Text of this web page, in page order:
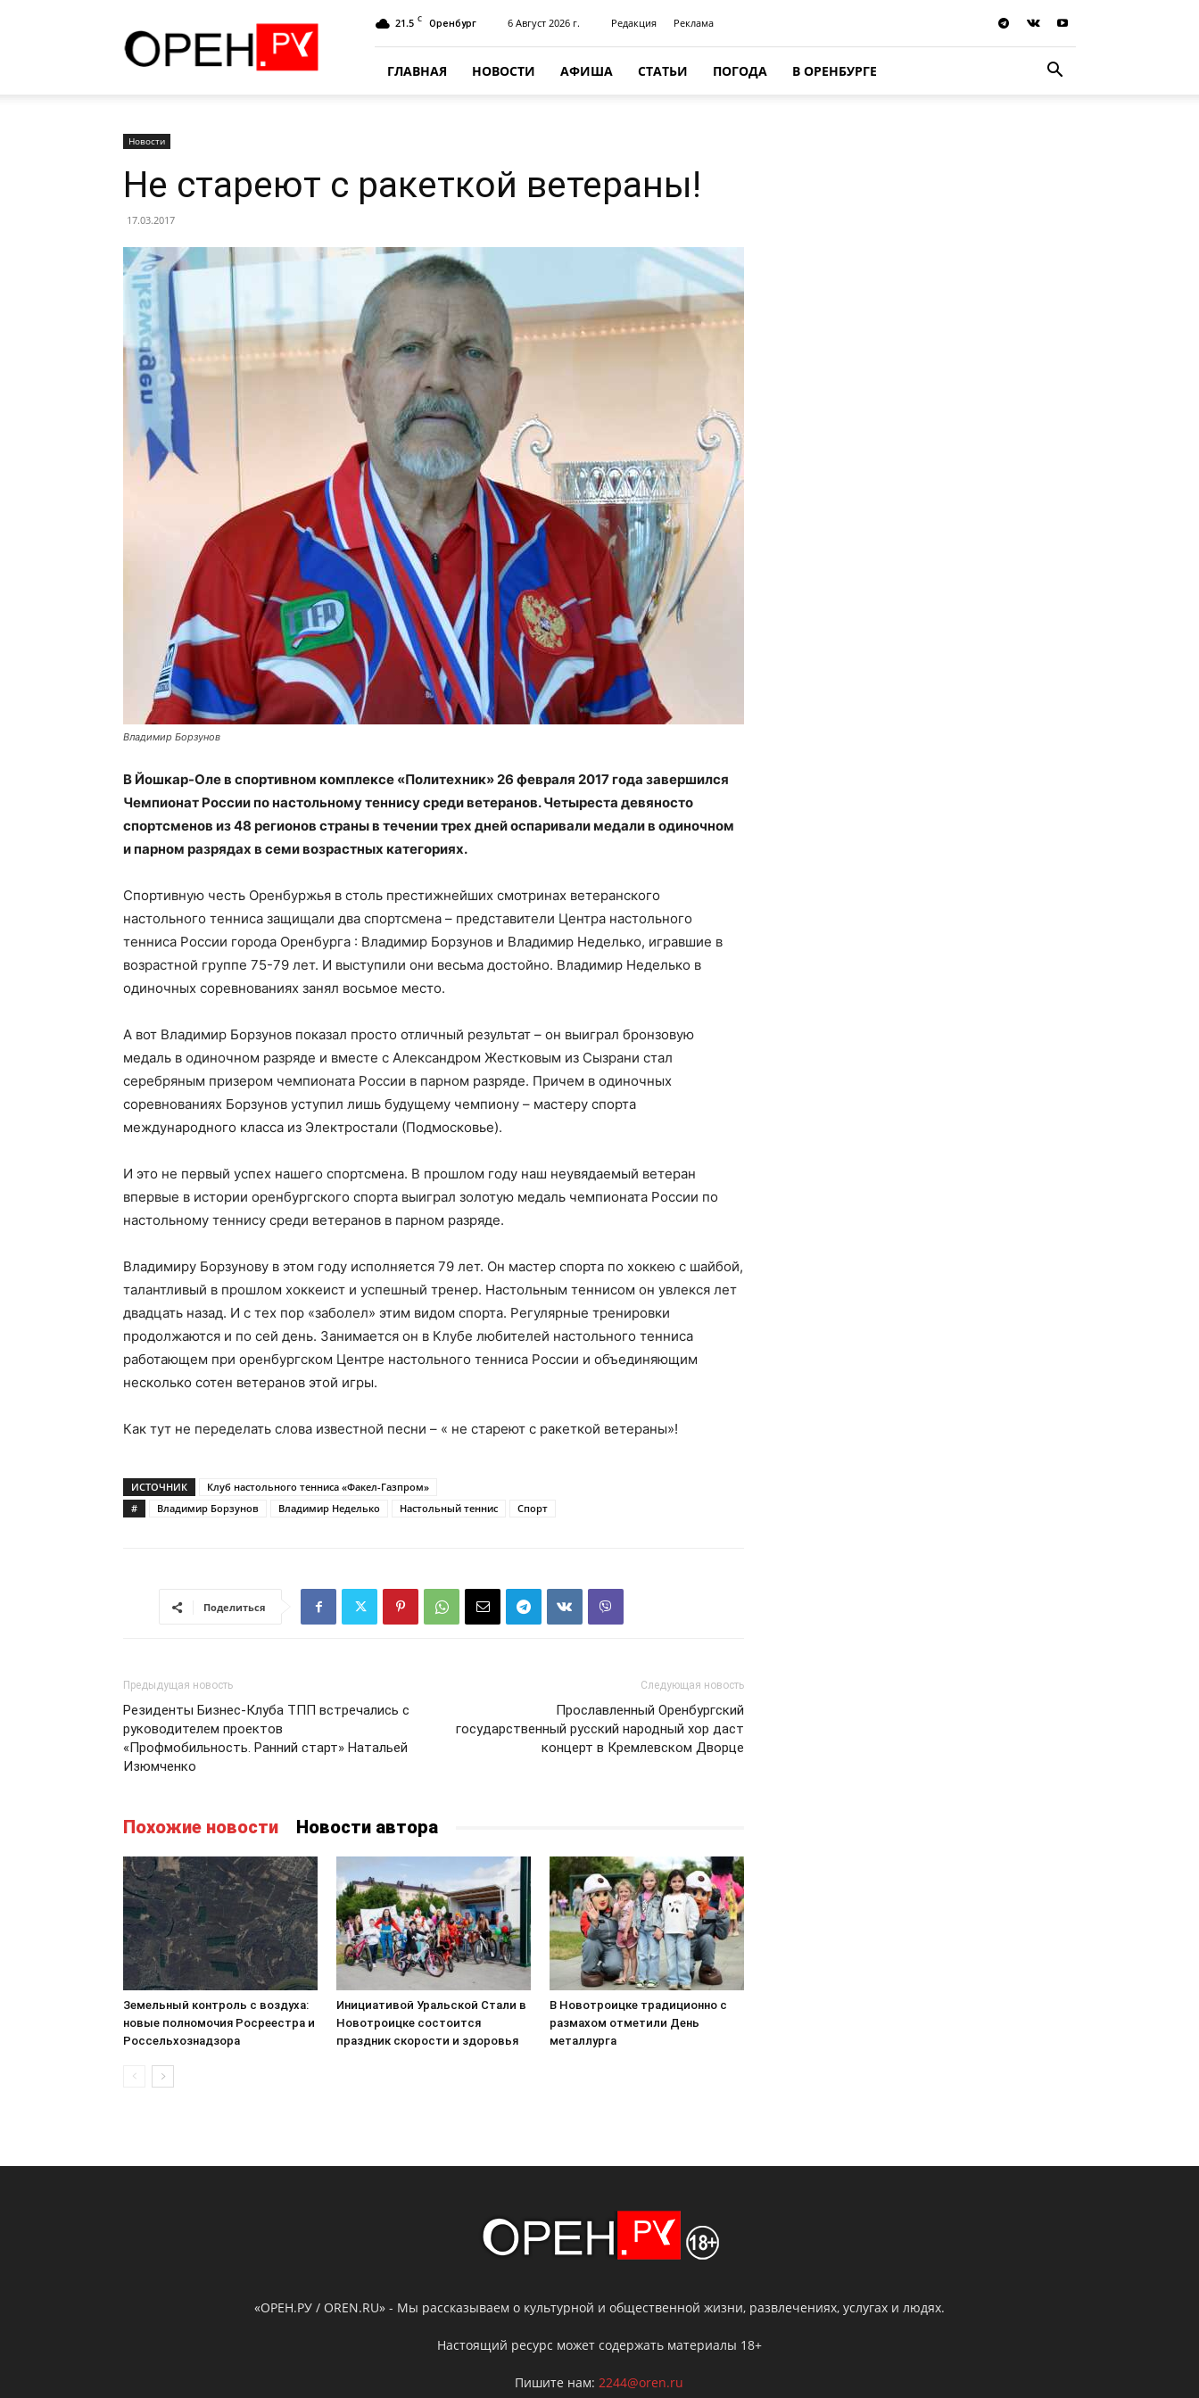
21.5 C Оренбург 6 Август 2026 г. Редакция Реклама
ГЛАВНАЯ НОВОСТИ АФИША СТАТЬИ ПОГОДА В ОРЕНБУРГЕ
Новости
Не стареют с ракеткой ветераны!
17.03.2017
Владимир Борзунов
В Йошкар-Оле в спортивном комплексе «Политехник» 26 февраля 2017 года завершился
Чемпионат России по настольному теннису среди ветеранов. Четыреста девяносто
спортсменов из 48 регионов страны в течении трех дней оспаривали медали в одиночном
и парном разрядах в семи возрастных категориях.
Спортивную честь Оренбуржья в столь престижнейших смотринах ветеранского
настольного тенниса защищали два спортсмена – представители Центра настольного
тенниса России города Оренбурга : Владимир Борзунов и Владимир Неделько, игравшие в
возрастной группе 75-79 лет. И выступили они весьма достойно. Владимир Неделько в
одиночных соревнованиях занял восьмое место.
А вот Владимир Борзунов показал просто отличный результат – он выиграл бронзовую
медаль в одиночном разряде и вместе с Александром Жестковым из Сызрани стал
серебряным призером чемпионата России в парном разряде. Причем в одиночных
соревнованиях Борзунов уступил лишь будущему чемпиону – мастеру спорта
международного класса из Электростали (Подмосковье).
И это не первый успех нашего спортсмена. В прошлом году наш неувядаемый ветеран
впервые в истории оренбургского спорта выиграл золотую медаль чемпионата России по
настольному теннису среди ветеранов в парном разряде.
Владимиру Борзунову в этом году исполняется 79 лет. Он мастер спорта по хоккею с шайбой,
талантливый в прошлом хоккеист и успешный тренер. Настольным теннисом он увлекся лет
двадцать назад. И с тех пор «заболел» этим видом спорта. Регулярные тренировки
продолжаются и по сей день. Занимается он в Клубе любителей настольного тенниса
работающем при оренбургском Центре настольного тенниса России и объединяющим
несколько сотен ветеранов этой игры.
Как тут не переделать слова известной песни – « не стареют с ракеткой ветераны»!
ИСТОЧНИК
Клуб настольного тенниса «Факел-Газпром»
#
Владимир Борзунов Владимир Неделько Настольный теннис Спорт
Поделиться
Предыдущая новость
Резиденты Бизнес-Клуба ТПП встречались с
руководителем проектов
«Профмобильность. Ранний старт» Натальей
Изюмченко
Следующая новость
Прославленный Оренбургский
государственный русский народный хор даст
концерт в Кремлевском Дворце
Похожие новости Новости автора
Земельный контроль с воздуха:
новые полномочия Росреестра и
Россельхознадзора
Инициативой Уральской Стали в
Новотроицке состоится
праздник скорости и здоровья
В Новотроицке традиционно с
размахом отметили День
металлурга
«ОРЕН.РУ / OREN.RU» - Мы рассказываем о культурной и общественной жизни, развлечениях, услугах и людях.
Настоящий ресурс может содержать материалы 18+
Пишите нам:2244@oren.ru